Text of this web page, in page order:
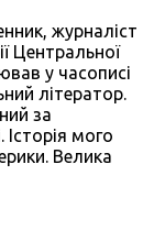
журналіст
Центральної
у часописі
літератор.
за
мого
Велика